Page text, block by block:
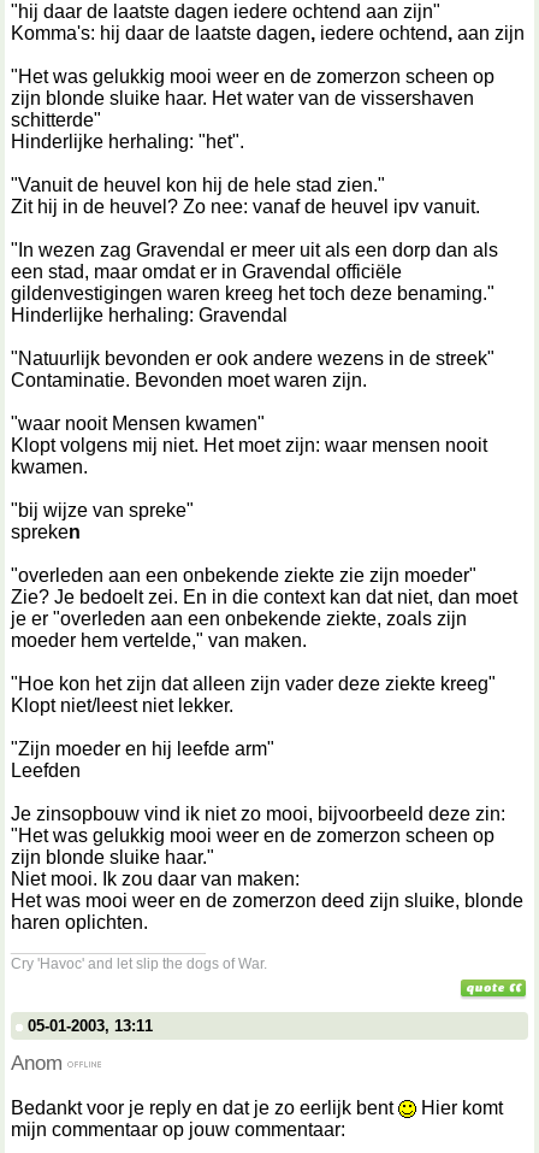
"hij daar de laatste dagen iedere ochtend aan zijn"
Komma's: hij daar de laatste dagen, iedere ochtend, aan zijn
"Het was gelukkig mooi weer en de zomerzon scheen op
zijn blonde sluike haar. Het water van de vissershaven
schitterde"
Hinderlijke herhaling: "het".
"Vanuit de heuvel kon hij de hele stad zien."
Zit hij in de heuvel? Zo nee: vanaf de heuvel ipv vanuit.
"In wezen zag Gravendal er meer uit als een dorp dan als
een stad, maar omdat er in Gravendal officiële
gildenvestigingen waren kreeg het toch deze benaming."
Hinderlijke herhaling: Gravendal
"Natuurlijk bevonden er ook andere wezens in de streek"
Contaminatie. Bevonden moet waren zijn.
"waar nooit Mensen kwamen"
Klopt volgens mij niet. Het moet zijn: waar mensen nooit
kwamen.
"bij wijze van spreke"
spreken
"overleden aan een onbekende ziekte zie zijn moeder"
Zie? Je bedoelt zei. En in die context kan dat niet, dan moet
je er "overleden aan een onbekende ziekte, zoals zijn
moeder hem vertelde," van maken.
"Hoe kon het zijn dat alleen zijn vader deze ziekte kreeg"
Klopt niet/leest niet lekker.
"Zijn moeder en hij leefde arm"
Leefden
Je zinsopbouw vind ik niet zo mooi, bijvoorbeeld deze zin:
"Het was gelukkig mooi weer en de zomerzon scheen op
zijn blonde sluike haar."
Niet mooi. Ik zou daar van maken:
Het was mooi weer en de zomerzon deed zijn sluike, blonde
haren oplichten.
Cry 'Havoc' and let slip the dogs of War.
05-01-2003, 13:11
Anom
Bedankt voor je reply en dat je zo eerlijk bent
Hier komt
mijn commentaar op jouw commentaar: